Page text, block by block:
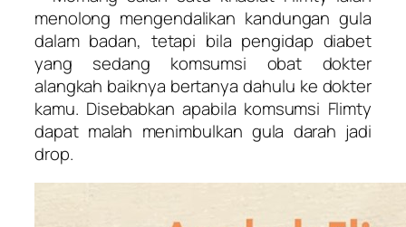
menolong mengendalikan kandungan gula
dalam badan, tetapi bila pengidap diabet
yang sedang komsumsi obat dokter
alangkah baiknya bertanya dahulu ke dokter
kamu. Disebabkan apabila komsumsi Flimty
dapat malah menimbulkan gula darah jadi
drop.